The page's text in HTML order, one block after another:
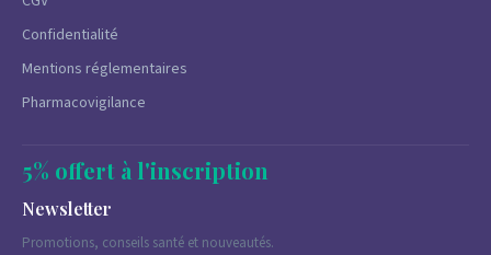
Confidentialité
Mentions réglementaires
Pharmacovigilance
5% offert à l'inscription
Newsletter
Promotions, conseils santé et nouveautés.